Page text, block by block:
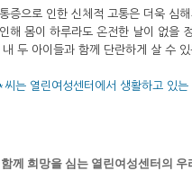
증으로 인한 신체적 고통은 더욱 심
해 몸이 하루라도 온전한 날이 없을
두 아이들과 함께 단란하게 살 수
는 열린여성센터에서 생활하고 있는
께 희망을 심는 열린여성센터의 우